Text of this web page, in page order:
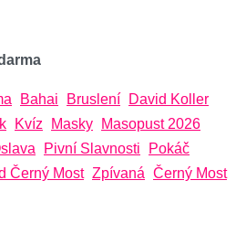
Bahai Bruslení
David Koller
Kvíz Masky
Masopust 2026
Pivní Slavnosti
Pokáč
Černý Most Zpívaná Černý Most